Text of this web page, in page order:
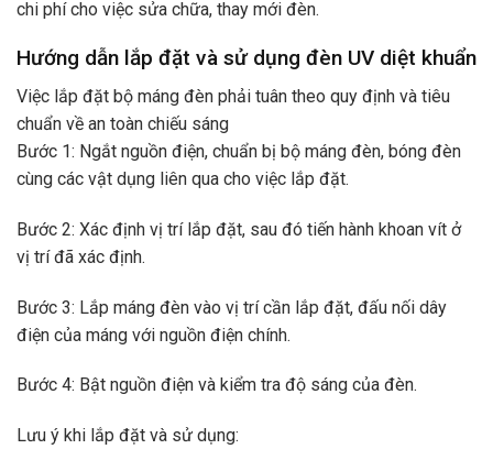
chi phí cho việc sửa chữa, thay mới đèn.
Hướng dẫn lắp đặt và sử dụng đèn UV diệt khuẩn
Việc lắp đặt bộ máng đèn phải tuân theo quy định và tiêu
chuẩn về an toàn chiếu sáng
Bước 1: Ngắt nguồn điện, chuẩn bị bộ máng đèn, bóng đèn
cùng các vật dụng liên qua cho việc lắp đặt.
Bước 2: Xác định vị trí lắp đặt, sau đó tiến hành khoan vít ở
vị trí đã xác định.
Bước 3: Lắp máng đèn vào vị trí cần lắp đặt, đấu nối dây
điện của máng với nguồn điện chính.
Bước 4: Bật nguồn điện và kiểm tra độ sáng của đèn.
Lưu ý khi lắp đặt và sử dụng: